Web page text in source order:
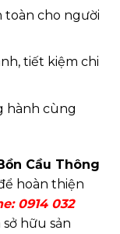
toàn cho người
tiết kiệm chi
hành cùng
Cầu Thông
hoàn thiện
0914 032
hữu sản